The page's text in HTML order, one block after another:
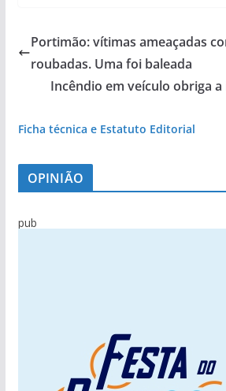
Portimão: vítimas ameaçadas
roubadas. Uma foi baleada
Incêndio em veículo obriga
Ficha técnica e Estatuto Editorial
OPINIÃO
pub